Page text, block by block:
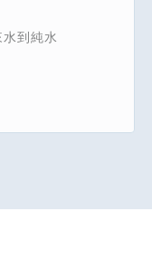
到純水